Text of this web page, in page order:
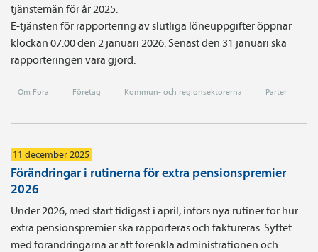
tjänstemän för år 2025.
E-tjänsten för rapportering av slutliga löneuppgifter öppnar
klockan 07.00 den 2 januari 2026. Senast den 31 januari ska
rapporteringen vara gjord.
Om Fora Företag Kommun- och regionsektorerna Parter
11 december 2025
Förändringar i rutinerna för extra pensionspremier
2026
Under 2026, med start tidigast i april, införs nya rutiner för hur
extra pensionspremier ska rapporteras och faktureras. Syftet
med förändringarna är att förenkla administrationen och